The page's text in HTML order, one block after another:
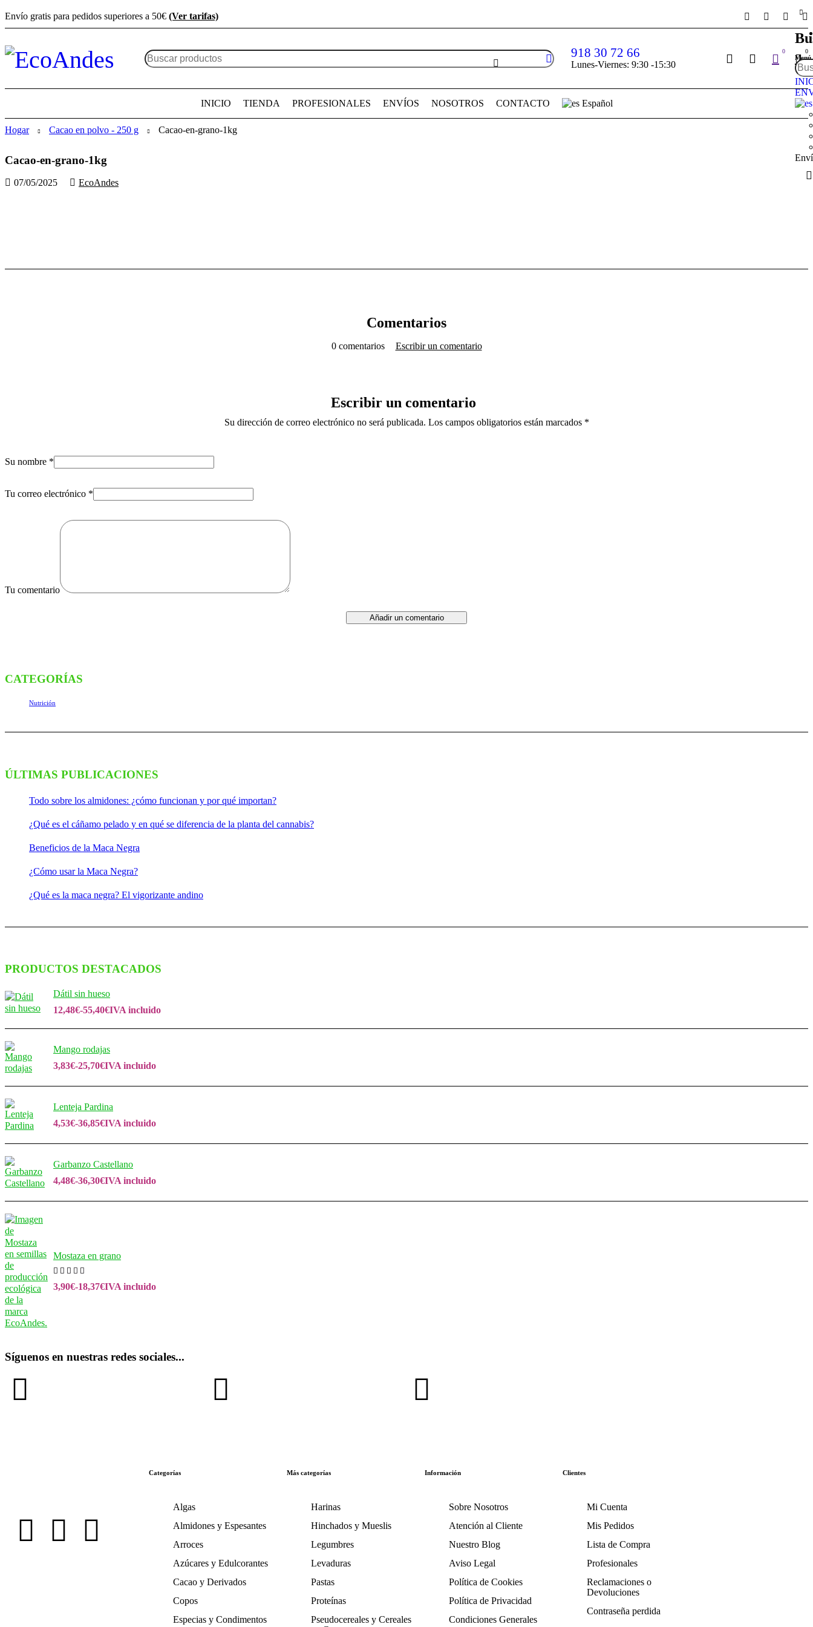
Envío gratis para pedidos superiores a 50€ (Ver tarifas)
918 30 72 66
Lunes-Viernes: 9:30 -15:30
0 0
INICIO TIENDA PROFESIONALES ENVÍOS NOSOTROS CONTACTO Español
Hogar Cacao en polvo - 250 g Cacao-en-grano-1kg
Cacao-en-grano-1kg
07/05/2025 EcoAndes
Comentarios
0 comentarios Escribir un comentario
Escribir un comentario
Su dirección de correo electrónico no será publicada. Los campos obligatorios están marcados *
Su nombre *
Tu correo electrónico *
Tu comentario
Añadir un comentario
CATEGORÍAS
Nutrición
ÚLTIMAS PUBLICACIONES
Todo sobre los almidones: ¿cómo funcionan y por qué importan?
¿Qué es el cáñamo pelado y en qué se diferencia de la planta del cannabis?
Beneficios de la Maca Negra
¿Cómo usar la Maca Negra?
¿Qué es la maca negra? El vigorizante andino
PRODUCTOS DESTACADOS
Dátil sin hueso
12,48€-55,40€IVA incluido
Mango rodajas
3,83€-25,70€IVA incluido
Lenteja Pardina
4,53€-36,85€IVA incluido
Garbanzo Castellano
4,48€-36,30€IVA incluido
Mostaza en grano
3,90€-18,37€IVA incluido
Síguenos en nuestras redes sociales...
Categorías
Algas
Almidones y Espesantes
Arroces
Azúcares y Edulcorantes
Cacao y Derivados
Copos
Especias y Condimentos
Más categorías
Harinas
Hinchados y Mueslis
Legumbres
Levaduras
Pastas
Proteínas
Pseudocereales y Cereales
Información
Sobre Nosotros
Atención al Cliente
Nuestro Blog
Aviso Legal
Política de Cookies
Política de Privacidad
Condiciones Generales
Clientes
Mi Cuenta
Mis Pedidos
Lista de Compra
Profesionales
Reclamaciones o
Devoluciones
Contraseña perdida
Menú